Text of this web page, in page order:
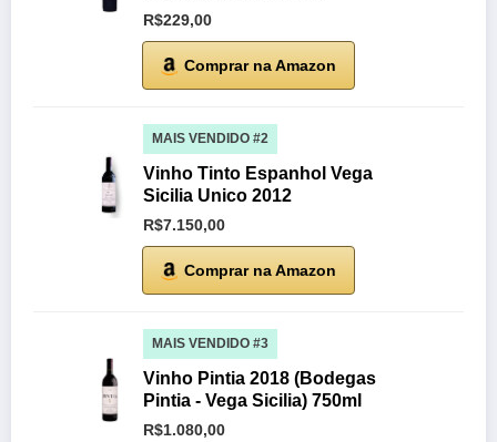
R$229,00
Comprar na Amazon
MAIS VENDIDO #2
Vinho Tinto Espanhol Vega
Sicilia Unico 2012
R$7.150,00
Comprar na Amazon
MAIS VENDIDO #3
Vinho Pintia 2018 (Bodegas
Pintia - Vega Sicilia) 750ml
R$1.080,00